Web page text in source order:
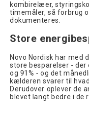
kombirelæer,
timemåler, så forbrug
dokumenteres.
Store
Novo Nordisk har med
store besparelser - der
og 91% - og det
kælderen svarer til
Derudover oplever de
blevet langt bedre i de